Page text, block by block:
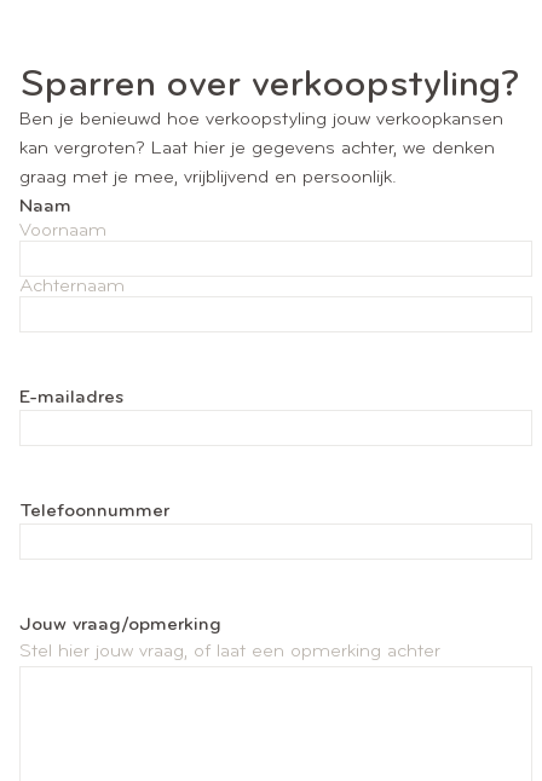
Sparren over verkoopstyling?
Ben je benieuwd hoe verkoopstyling jouw verkoopkansen
kan vergroten? Laat hier je gegevens achter, we denken
graag met je mee, vrijblijvend en persoonlijk.
Naam
Voornaam
Achternaam
E-mailadres
Telefoonnummer
Jouw vraag/opmerking
Stel hier jouw vraag, of laat een opmerking achter